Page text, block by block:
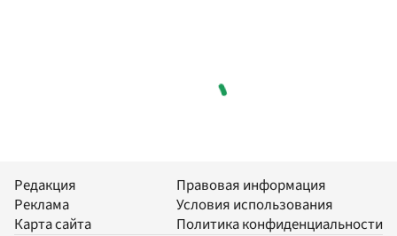
Редакция
Реклама
Карта сайта
Правовая информация
Условия использования
Политика конфиденциальности